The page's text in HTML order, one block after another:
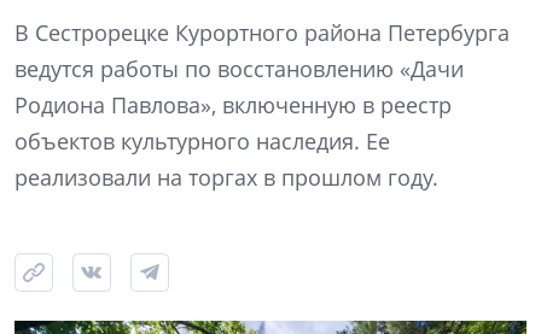
В Сестрорецке Курортного района Петербурга
ведутся работы по восстановлению «Дачи
Родиона Павлова», включенную в реестр
объектов культурного наследия. Ее
реализовали на торгах в прошлом году.